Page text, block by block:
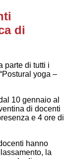
di
parte di tutti i
yoga –
10 gennaio al
di docenti
e 4 ore di
hanno
la